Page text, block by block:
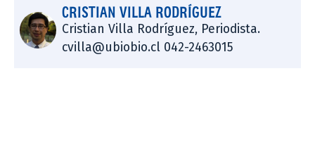
CRISTIAN VILLA RODRÍGUEZ
Cristian Villa Rodríguez, Periodista.
cvilla@ubiobio.cl 042-2463015